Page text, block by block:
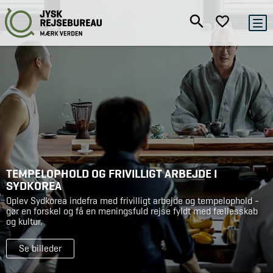
TEMPELOPHOLD OG FRIVILLIGT ARBEJDE I
SYDKOREA
Oplev Sydkorea indefra med frivilligt arbejde og tempelophold -
gør en forskel og få en meningsfuld rejse fyldt med fællesskab
og kultur.
Se billeder